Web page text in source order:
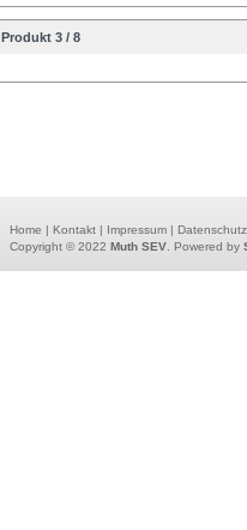
Produkt 3 / 8
Home | Kontakt | Impressum |
Copyright © 2022 Muth SEV . Powered by